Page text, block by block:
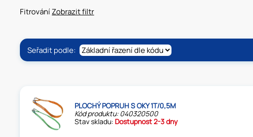
FitrováníZobrazit filtr
Seřadit podle:
PLOCHÝ POPRUH S OKY 1T/0,5M
Kód produktu: 040320500
Stav skladu: Dostupnost 2-3 dny